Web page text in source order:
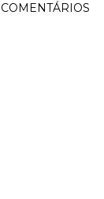
COMENTÁRIOS